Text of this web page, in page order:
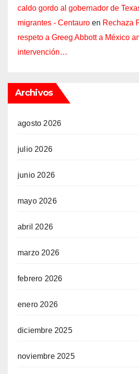
caldo gordo al gobernador de
migrantes - Centauro en Rechaza
respeto a Greeg Abbott a México
intervención…
Archivos
agosto 2026
julio 2026
junio 2026
mayo 2026
abril 2026
marzo 2026
febrero 2026
enero 2026
diciembre 2025
noviembre 2025